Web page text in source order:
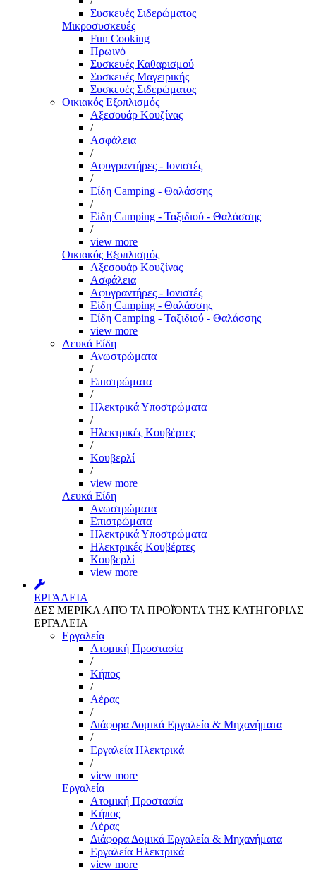
Συσκευές Σιδερώματος
Μικροσυσκευές
Fun Cooking
Πρωινό
Συσκευές Καθαρισμού
Συσκευές Μαγειρικής
Συσκευές Σιδερώματος
Οικιακός Εξοπλισμός
Αξεσουάρ Κουζίνας
/
Ασφάλεια
/
Αφυγραντήρες - Ιονιστές
/
Είδη Camping - Θαλάσσης
/
Είδη Camping - Ταξιδιού - Θαλάσσης
/
view more
Οικιακός Εξοπλισμός
Αξεσουάρ Κουζίνας
Ασφάλεια
Αφυγραντήρες - Ιονιστές
Είδη Camping - Θαλάσσης
Είδη Camping - Ταξιδιού - Θαλάσσης
view more
Λευκά Είδη
Ανωστρώματα
/
Επιστρώματα
/
Ηλεκτρικά Υποστρώματα
/
Ηλεκτρικές Κουβέρτες
/
Κουβερλί
/
view more
Λευκά Είδη
Ανωστρώματα
Επιστρώματα
Ηλεκτρικά Υποστρώματα
Ηλεκτρικές Κουβέρτες
Κουβερλί
view more
ΕΡΓΑΛΕΙΑ
ΔΕΣ ΜΕΡΙΚΑ ΑΠΌ ΤΑ ΠΡΟΪΌΝΤΑ ΤΗΣ ΚΑΤΗΓΟΡΙΑΣ
ΕΡΓΑΛΕΙΑ
Εργαλεία
Aτομική Προστασία
/
Kήπος
/
Αέρας
/
Διάφορα Δομικά Εργαλεία & Μηχανήματα
/
Εργαλεία Ηλεκτρικά
/
view more
Εργαλεία
Aτομική Προστασία
Kήπος
Αέρας
Διάφορα Δομικά Εργαλεία & Μηχανήματα
Εργαλεία Ηλεκτρικά
view more